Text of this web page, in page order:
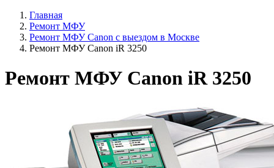
Главная
Ремонт МФУ
Ремонт МФУ Canon с выездом в Москве
Ремонт МФУ Canon iR 3250
Ремонт МФУ Canon iR 3250